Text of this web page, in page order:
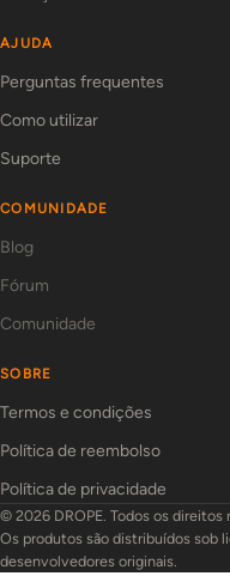
AJUDA
Perguntas frequentes
Como utilizar
Suporte
COMUNIDADE
Blog
Fórum
Comunidade
SOBRE
Termos e condições
Política de reembolso
Política de privacidade
© 2026 DROPE. Todos os direitos
Os produtos são distribuídos sob
desenvolvedores originais.